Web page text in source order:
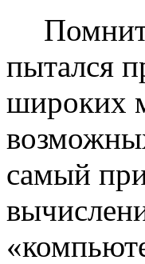
пытался
широких
самый